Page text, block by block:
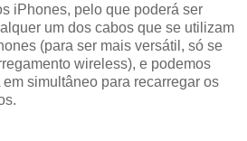
iPhones, pelo que poderá ser
um dos cabos que se utilizam
(para ser mais versátil, só se
wireless), e podemos
simultâneo para recarregar os